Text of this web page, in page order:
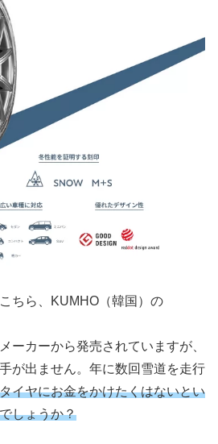
ちら、KUMHO（韓国）の
ーカーから発売されていますが、
が出ません。年に数回雪道を走行
タイヤにお金をかけたくはないとい
しょうか？